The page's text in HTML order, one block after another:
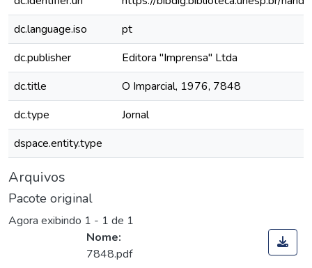
dc.language.iso
pt
dc.publisher
Editora "Imprensa" Ltda
dc.title
O Imparcial, 1976, 7848
dc.type
Jornal
dspace.entity.type
Arquivos
Pacote original
Agora exibindo 1 - 1 de 1
Nome:
7848.pdf